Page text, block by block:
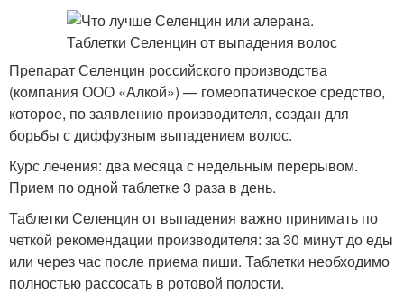
Препарат Селенцин российского производства
(компания ООО «Алкой») — гомеопатическое средство,
которое, по заявлению производителя, создан для
борьбы с диффузным выпадением волос.
Курс лечения: два месяца с недельным перерывом.
Прием по одной таблетке 3 раза в день.
Таблетки Селенцин от выпадения важно принимать по
четкой рекомендации производителя: за 30 минут до еды
или через час после приема пиши. Таблетки необходимо
полностью рассосать в ротовой полости.